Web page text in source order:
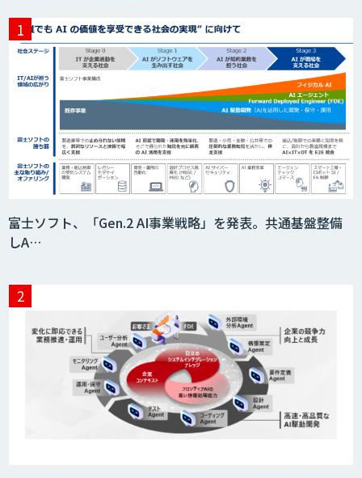
AIモデル開発
DX戦略・AIモデル構築コンサルティング
MAISTER™
MatrixFlow
富士ソフト、「Gen.2 AI事業戦略」を発表。共通基盤整備
しA…